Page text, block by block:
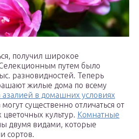
получил широкое
путем было
разновидностей. Теперь
жилые дома по всему
азалией в домашних условиях
существенно отличаться от
культур. Комнатные
двумя видами, которые
сортов.